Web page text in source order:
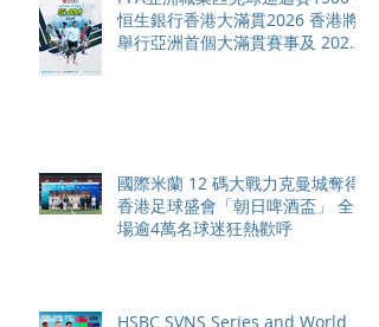
恒生銀行香港大滿貫2026 香港將
舉行亞洲首個大滿貫賽事及 2026
國際米蘭 12 碼大戰力克曼城奪得
香港足球盛會「朝日啤酒盃」 全
場逾4萬名球迷狂熱歡呼
HSBC SVNS Series and World